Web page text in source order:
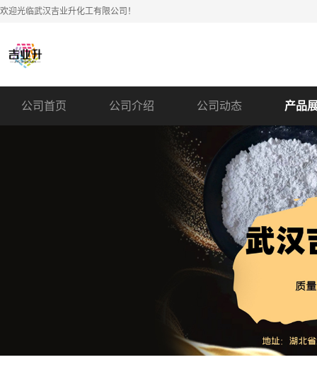
欢迎光临武汉吉业升化工有限公司！
公司首页 公司介绍 公司动态 产品